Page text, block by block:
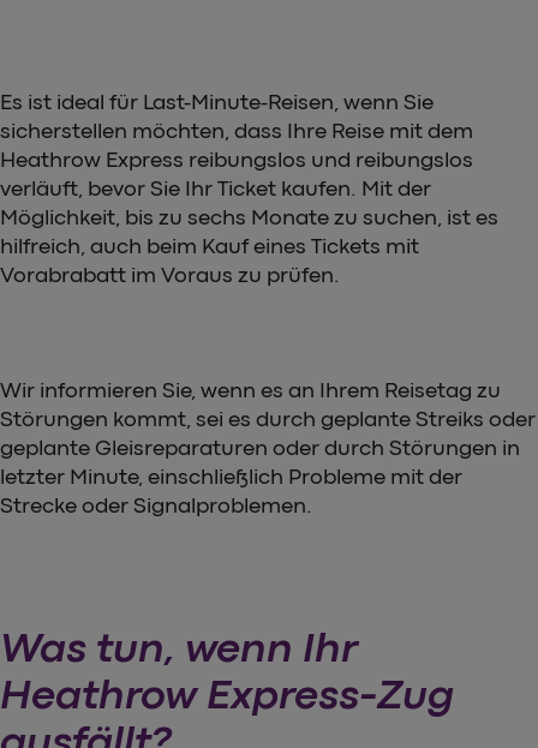
Es ist ideal für Last-Minute-Reisen, wenn Sie
sicherstellen möchten, dass Ihre Reise mit dem
Heathrow Express reibungslos und reibungslos
verläuft, bevor Sie Ihr Ticket kaufen. Mit der
Möglichkeit, bis zu sechs Monate zu suchen, ist es
hilfreich, auch beim Kauf eines Tickets mit
Vorabrabatt im Voraus zu prüfen.
Wir informieren Sie, wenn es an Ihrem Reisetag zu
Störungen kommt, sei es durch geplante Streiks oder
geplante Gleisreparaturen oder durch Störungen in
letzter Minute, einschließlich Probleme mit der
Strecke oder Signalproblemen.
Was tun, wenn Ihr
Heathrow Express-Zug